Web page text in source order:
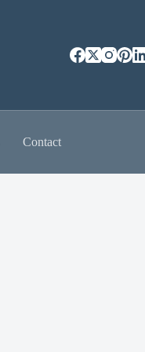
Contact